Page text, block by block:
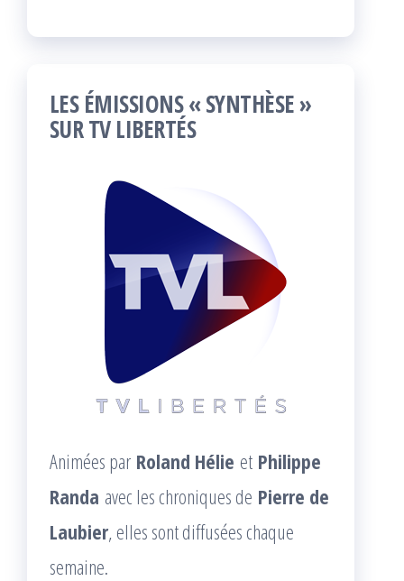
LES ÉMISSIONS « SYNTHÈSE »
SUR TV LIBERTÉS
Animées par Roland Hélie et Philippe
Randa avec les chroniques de Pierre de
Laubier, elles sont diffusées chaque
semaine.